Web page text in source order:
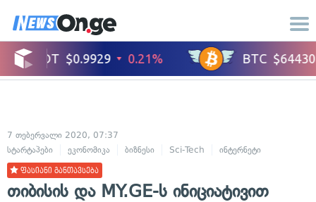
7 თებერვალი 2020, 07:37
სტარტაპები
ეკონომიკა ბიზნესი Sci-Tech ინტერნეტი
ფასიანი განთავსება
თიბისის და MY.GE-ს ინიციატივით